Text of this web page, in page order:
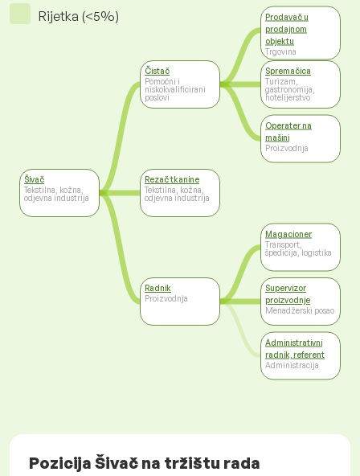
Rijetka (<5%)
Šivač
Tekstilna, kožna,
odjevna industrija
Čistač
Pomoćni i
niskokvalificirani
poslovi
Rezač tkanine
Tekstilna, kožna,
odjevna industrija
Radnik
Proizvodnja
Prodavač u
prodajnom
objektu
Trgovina
Spremačica
Turizam,
gastronomija,
hotelijerstvo
Operater na
mašini
Proizvodnja
Magacioner
Transport,
špedicija, logistika
Supervizor
proizvodnje
Menadžerski posao
Administrativni
radnik, referent
Administracija
Pozicija Šivač na tržištu rada